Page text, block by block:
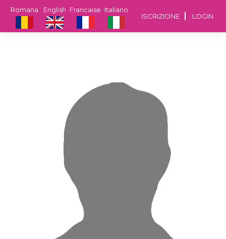
ISCRIZIONE LOGIN
Italiano
Francaise
English
Romana